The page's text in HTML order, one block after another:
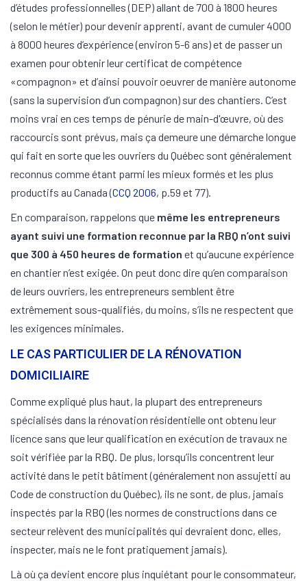
d’études professionnelles (DEP) allant de 700 à 1800 heures
(selon le métier) pour devenir apprenti, avant de cumuler 4000
à 8000 heures d’expérience (environ 5-6 ans) et de passer un
examen pour obtenir leur certificat de compétence
«compagnon» et d’ainsi pouvoir oeuvrer de manière autonome
(sans la supervision d’un compagnon) sur des chantiers. C’est
moins vrai en ces temps de pénurie de main-d'œuvre, où des
raccourcis sont prévus, mais ça demeure une démarche longue
qui fait en sorte que les ouvriers du Québec sont généralement
reconnus comme étant parmi les mieux formés et les plus
productifs au Canada (CCQ 2006, p.59 et 77).
En comparaison, rappelons que même les entrepreneurs
ayant suivi une formation reconnue par la RBQ n’ont suivi
que 300 à 450 heures de formation et qu’aucune expérience
en chantier n’est exigée. On peut donc dire qu’en comparaison
de leurs ouvriers, les entrepreneurs semblent être
extrêmement sous-qualifiés, du moins, s’ils ne respectent que
les exigences minimales.
LE CAS PARTICULIER DE LA RÉNOVATION
DOMICILIAIRE
Comme expliqué plus haut, la plupart des entrepreneurs
spécialisés dans la rénovation résidentielle ont obtenu leur
licence sans que leur qualification en exécution de travaux ne
soit vérifiée par la RBQ. De plus, lorsqu’ils concentrent leur
activité dans le petit bâtiment (généralement non assujetti au
Code de construction du Québec), ils ne sont, de plus, jamais
inspectés par la RBQ (les normes de constructions dans ce
secteur relèvent des municipalités qui devraient donc, elles,
inspecter, mais ne le font pratiquement jamais).
Là où ça devient encore plus inquiétant pour le consommateur,